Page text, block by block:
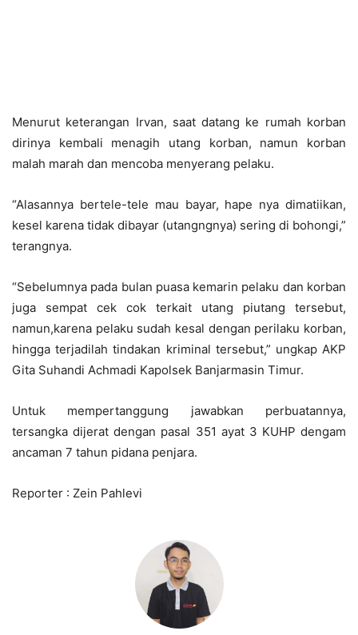
Menurut keterangan Irvan, saat datang ke rumah korban
dirinya kembali menagih utang korban, namun korban
malah marah dan mencoba menyerang pelaku.
“Alasannya bertele-tele mau bayar, hape nya dimatiikan,
kesel karena tidak dibayar (utangngnya) sering di bohongi,”
terangnya.
“Sebelumnya pada bulan puasa kemarin pelaku dan korban
juga sempat cek cok terkait utang piutang tersebut,
namun,karena pelaku sudah kesal dengan perilaku korban,
hingga terjadilah tindakan kriminal tersebut,” ungkap AKP
Gita Suhandi Achmadi Kapolsek Banjarmasin Timur.
Untuk mempertanggung jawabkan perbuatannya,
tersangka dijerat dengan pasal 351 ayat 3 KUHP dengam
ancaman 7 tahun pidana penjara.
Reporter : Zein Pahlevi